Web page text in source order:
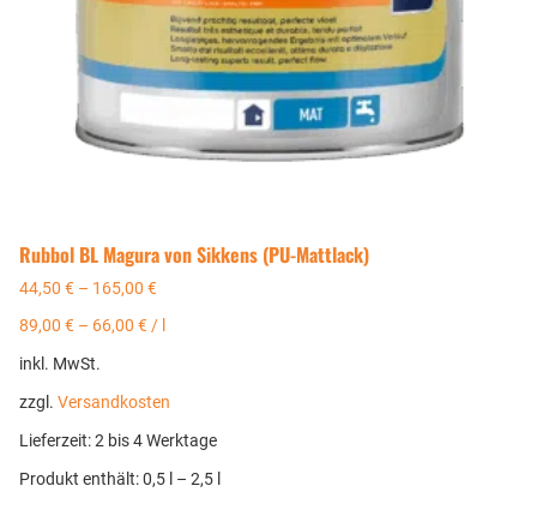
Rubbol BL Magura von Sikkens (PU-Mattlack)
44,50 € – 165,00 €
89,00 € – 66,00 €/
inkl. MwSt.
zzgl. Versandkosten
Lieferzeit:2 bis 4 Werktage
Produkt enthält: 0,5 – 2,5